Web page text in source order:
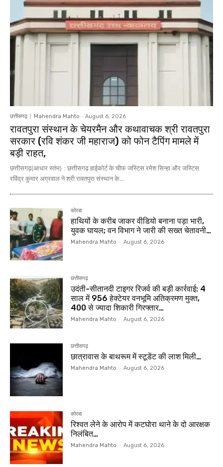
छत्तीसगढ़ Mahendra Mahto - August 6, 2026
रावतपुरा संस्थान के चेयरमैन और कथावाचक श्री रावतपुरा
सरकार (रवि शंकर जी महाराज) को फोन टैपिंग मामले में
बड़ी राहत,
छत्तीसगढ़(आधार स्तंभ) : छत्तीसगढ़ हाईकोर्ट के चीफ जस्टिस रमेश सिन्हा और जस्टिस
रविंद्र कुमार अग्रवाल ने श्री रावतपुरा संस्थान के...
कोरबा
हाथियों के करीब जाकर वीडियो बनाना पड़ा भारी,
युवक घायल; वन विभाग ने जारी की सख्त चेतावनी…
Mahendra Mahto - August 6, 2026
छत्तीसगढ़
उदंती-सीतानदी टाइगर रिजर्व की बड़ी कार्रवाई: 4
साल में 956 हेक्टेयर वनभूमि अतिक्रमण मुक्त,
400 से ज्यादा शिकारी गिरफ्तार…
Mahendra Mahto - August 6, 2026
छत्तीसगढ़
छात्रावास के बाथरूम में स्टूडेंट की लाश मिली…
Mahendra Mahto - August 6, 2026
कोरबा
रिश्वत लेने के आरोप में कटघोरा थाने के दो आरक्षक
निलंबित…
Mahendra Mahto - August 6, 2026